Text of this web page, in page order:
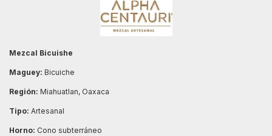
Mezcal Bicuishe
Maguey: Bicuiche
Región: Miahuatlan, Oaxaca
Tipo: Artesanal
Horno: Cono subterráneo